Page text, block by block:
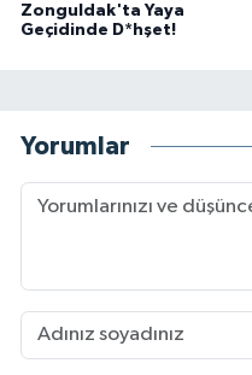
Zonguldak'ta Yaya
Geçidinde D*hşet!
Yorumlar